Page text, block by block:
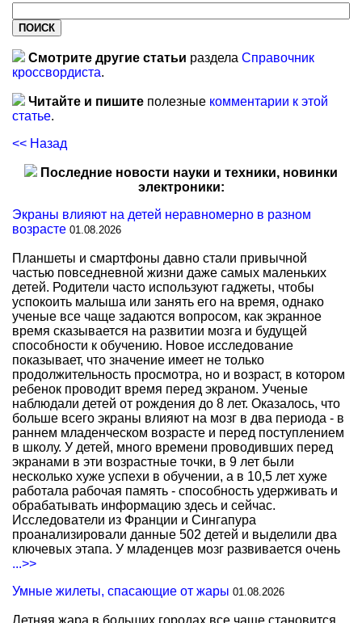
Смотрите другие статьи раздела Справочник
кроссвордиста.
Читайте и пишите полезные комментарии к этой
статье.
<< Назад
Последние новости науки и техники, новинки
электроники:
Экраны влияют на детей неравномерно в разном
возрасте 01.08.2026
Планшеты и смартфоны давно стали привычной
частью повседневной жизни даже самых маленьких
детей. Родители часто используют гаджеты, чтобы
успокоить малыша или занять его на время, однако
ученые все чаще задаются вопросом, как экранное
время сказывается на развитии мозга и будущей
способности к обучению. Новое исследование
показывает, что значение имеет не только
продолжительность просмотра, но и возраст, в котором
ребенок проводит время перед экраном. Ученые
наблюдали детей от рождения до 8 лет. Оказалось, что
больше всего экраны влияют на мозг в два периода - в
раннем младенческом возрасте и перед поступлением
в школу. У детей, много времени проводивших перед
экранами в эти возрастные точки, в 9 лет были
несколько хуже успехи в обучении, а в 10,5 лет хуже
работала рабочая память - способность удерживать и
обрабатывать информацию здесь и сейчас.
Исследователи из Франции и Сингапура
проанализировали данные 502 детей и выделили два
ключевых этапа. У младенцев мозг развивается очень
...>>
Умные жилеты, спасающие от жары 01.08.2026
Летняя жара в больших городах все чаще становится